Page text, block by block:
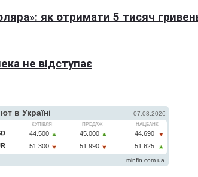
як отримати 5 тисяч
не відступає